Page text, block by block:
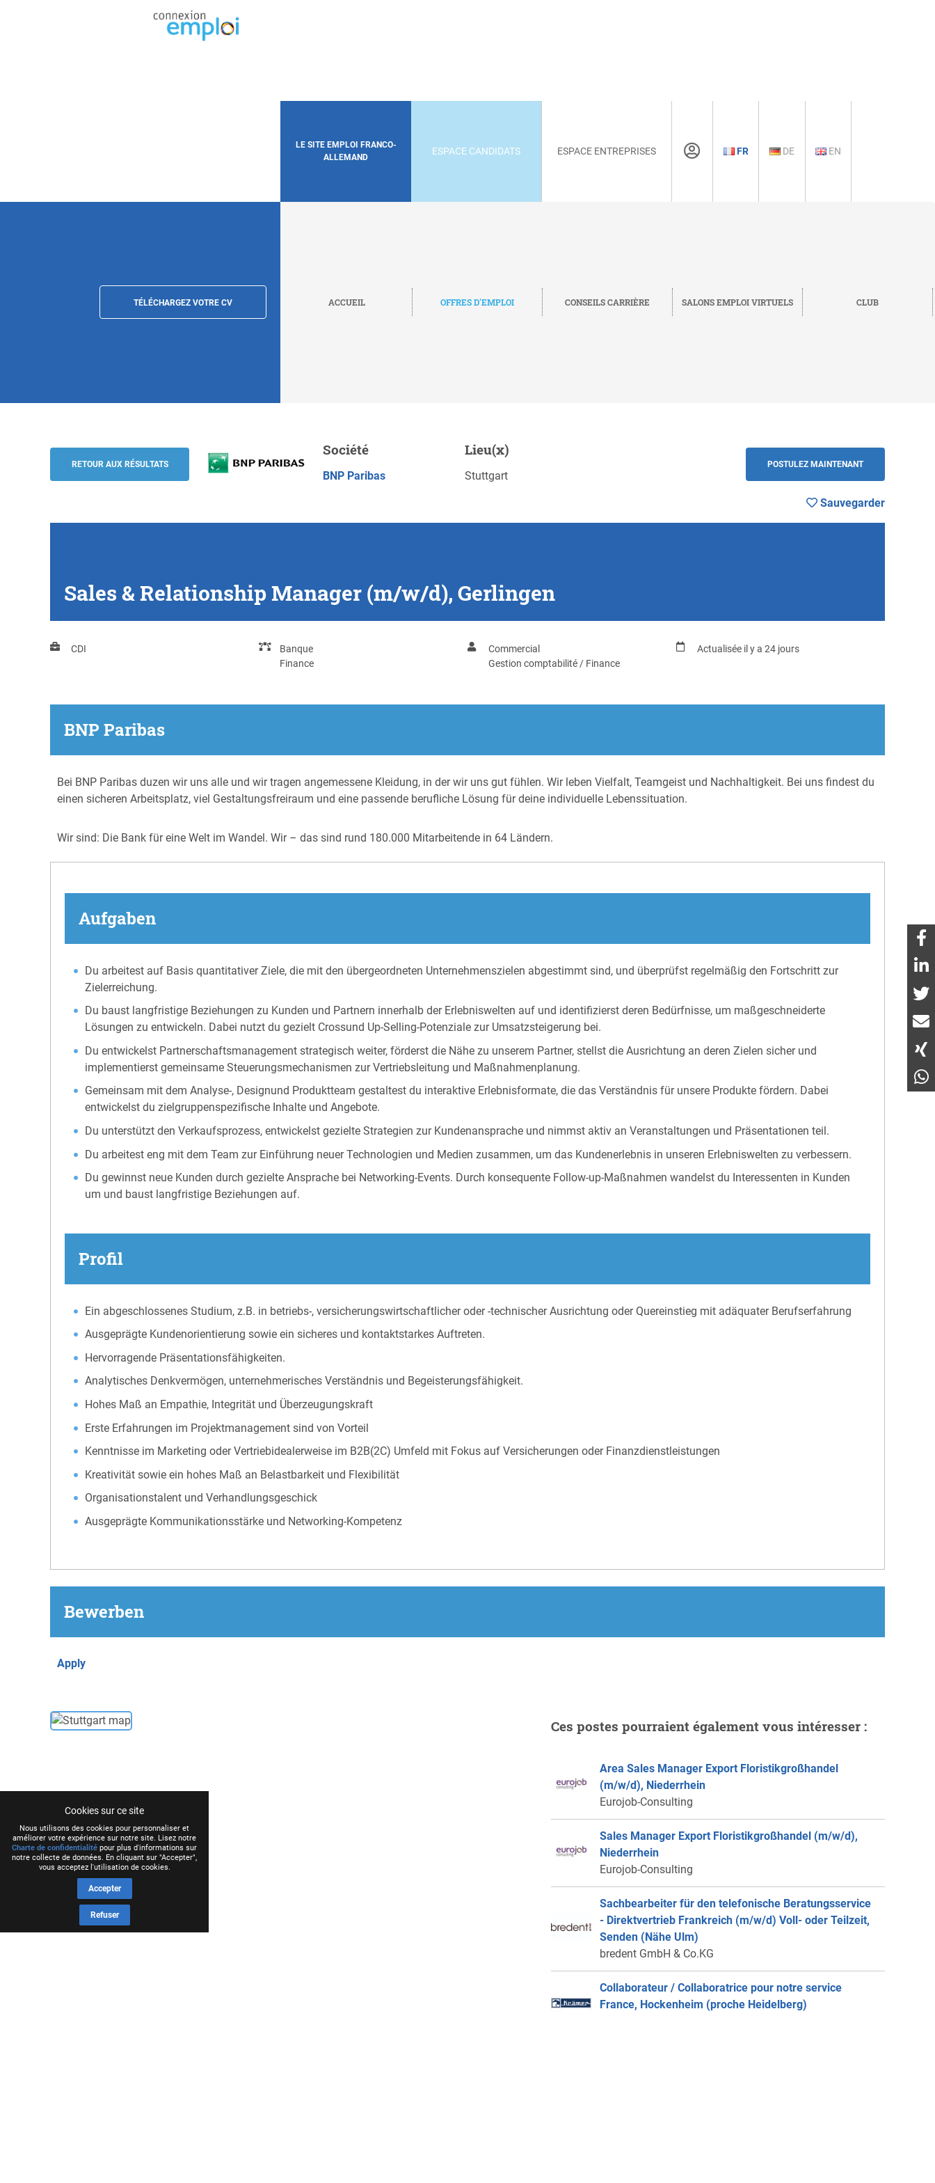
LE SITE EMPLOI FRANCO-
ALLEMAND
ESPACE CANDIDATS ESPACE ENTREPRISES FR DE EN
TÉLÉCHARGEZ VOTRE CV ACCUEIL OFFRES D'EMPLOI CONSEILS CARRIÈRE SALONS EMPLOI VIRTUELS CLUB
BNP Paribas
POSTULEZ MAINTENANT
RETOUR AUX RÉSULTATS
Société
BNP Paribas
Lieu(x)
Stuttgart
POSTULEZ MAINTENANT
Sauvegarder
Sales & Relationship Manager (m/w/d), Gerlingen
CDI
Banque
Finance
Commercial
Gestion comptabilité / Finance
Actualisée il y a 24 jours
BNP Paribas
Bei BNP Paribas duzen wir uns alle und wir tragen angemessene Kleidung, in der wir uns gut fühlen. Wir leben Vielfalt, Teamgeist und Nachhaltigkeit. Bei uns findest du
einen sicheren Arbeitsplatz, viel Gestaltungsfreiraum und eine passende berufliche Lösung für deine individuelle Lebenssituation.
Wir sind: Die Bank für eine Welt im Wandel. Wir – das sind rund 180.000 Mitarbeitende in 64 Ländern.
Aufgaben
Du arbeitest auf Basis quantitativer Ziele, die mit den übergeordneten Unternehmenszielen abgestimmt sind, und überprüfst regelmäßig den Fortschritt zur
Zielerreichung.
Du baust langfristige Beziehungen zu Kunden und Partnern innerhalb der Erlebniswelten auf und identifizierst deren Bedürfnisse, um maßgeschneiderte
Lösungen zu entwickeln. Dabei nutzt du gezielt Crossund Up-Selling-Potenziale zur Umsatzsteigerung bei.
Du entwickelst Partnerschaftsmanagement strategisch weiter, förderst die Nähe zu unserem Partner, stellst die Ausrichtung an deren Zielen sicher und
implementierst gemeinsame Steuerungsmechanismen zur Vertriebsleitung und Maßnahmenplanung.
Gemeinsam mit dem Analyse-, Designund Produktteam gestaltest du interaktive Erlebnisformate, die das Verständnis für unsere Produkte fördern. Dabei
entwickelst du zielgruppenspezifische Inhalte und Angebote.
Du unterstützt den Verkaufsprozess, entwickelst gezielte Strategien zur Kundenansprache und nimmst aktiv an Veranstaltungen und Präsentationen teil.
Du arbeitest eng mit dem Team zur Einführung neuer Technologien und Medien zusammen, um das Kundenerlebnis in unseren Erlebniswelten zu verbessern.
Du gewinnst neue Kunden durch gezielte Ansprache bei Networking-Events. Durch konsequente Follow-up-Maßnahmen wandelst du Interessenten in Kunden
um und baust langfristige Beziehungen auf.
Profil
Ein abgeschlossenes Studium, z.B. in betriebs-, versicherungswirtschaftlicher oder -technischer Ausrichtung oder Quereinstieg mit adäquater Berufserfahrung
Ausgeprägte Kundenorientierung sowie ein sicheres und kontaktstarkes Auftreten.
Hervorragende Präsentationsfähigkeiten.
Analytisches Denkvermögen, unternehmerisches Verständnis und Begeisterungsfähigkeit.
Hohes Maß an Empathie, Integrität und Überzeugungskraft
Erste Erfahrungen im Projektmanagement sind von Vorteil
Kenntnisse im Marketing oder Vertriebidealerweise im B2B(2C) Umfeld mit Fokus auf Versicherungen oder Finanzdienstleistungen
Kreativität sowie ein hohes Maß an Belastbarkeit und Flexibilität
Organisationstalent und Verhandlungsgeschick
Ausgeprägte Kommunikationsstärke und Networking-Kompetenz
Bewerben
Apply
Ces postes pourraient également vous intéresser :
Area Sales Manager Export Floristikgroßhandel
(m/w/d), Niederrhein
Eurojob-Consulting
Sales Manager Export Floristikgroßhandel (m/w/d),
Niederrhein
Eurojob-Consulting
Sachbearbeiter für den telefonische Beratungsservice
- Direktvertrieb Frankreich (m/w/d) Voll- oder Teilzeit,
Senden (Nähe Ulm)
bredent GmbH & Co.KG
Collaborateur / Collaboratrice pour notre service
France, Hockenheim (proche Heidelberg)
Cookies sur ce site
Nous utilisons des cookies pour personnaliser et
améliorer votre expérience sur notre site. Lisez notre
Charte de confidentialité pour plus d'informations sur
notre collecte de données. En cliquant sur "Accepter",
vous acceptez l'utilisation de cookies.
Accepter
Refuser